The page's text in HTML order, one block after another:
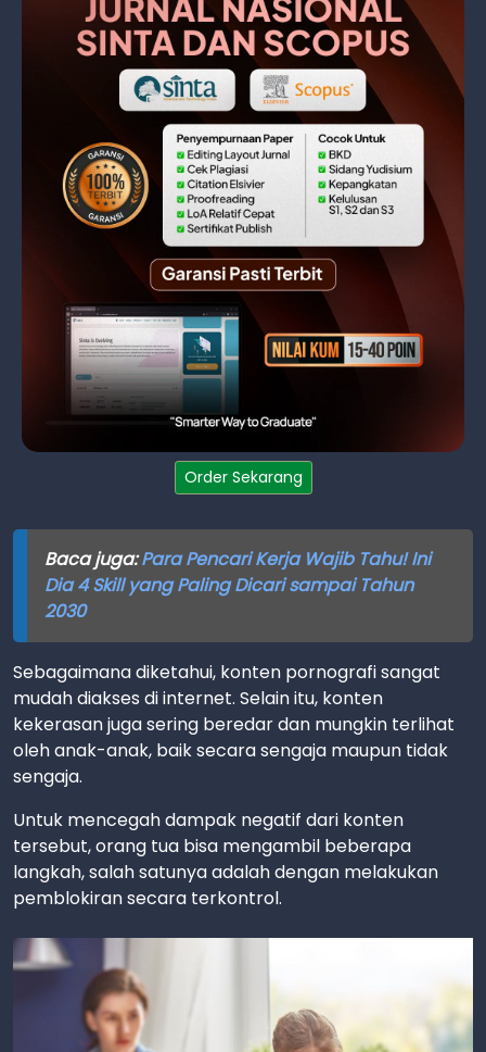
Order Sekarang
Baca juga:Para Pencari Kerja Wajib Tahu! Ini
Dia 4 Skill yang Paling Dicari sampai Tahun
2030
Sebagaimana diketahui, konten pornografi sangat
mudah diakses di internet. Selain itu, konten
kekerasan juga sering beredar dan mungkin terlihat
oleh anak-anak, baik secara sengaja maupun tidak
sengaja.
Untuk mencegah dampak negatif dari konten
tersebut, orang tua bisa mengambil beberapa
langkah, salah satunya adalah dengan melakukan
pemblokiran secara terkontrol.